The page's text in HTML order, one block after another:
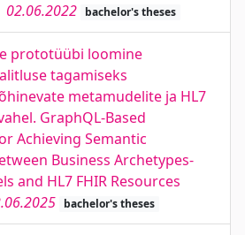
02.06.2022 bachelor's theses
prototüübi loomine
tagamiseks
metamudelite ja HL7
GraphQL-Based
Achieving Semantic
Business Archetypes-
and HL7 FHIR Resources
bachelor's theses